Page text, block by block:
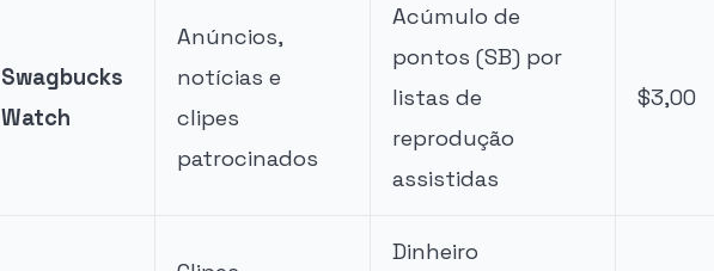
Swagbucks
Watch
Anúncios,
notícias e
clipes
patrocinados
Acúmulo de
pontos (SB) por
listas de
reprodução
assistidas
$3,00
Dinheiro